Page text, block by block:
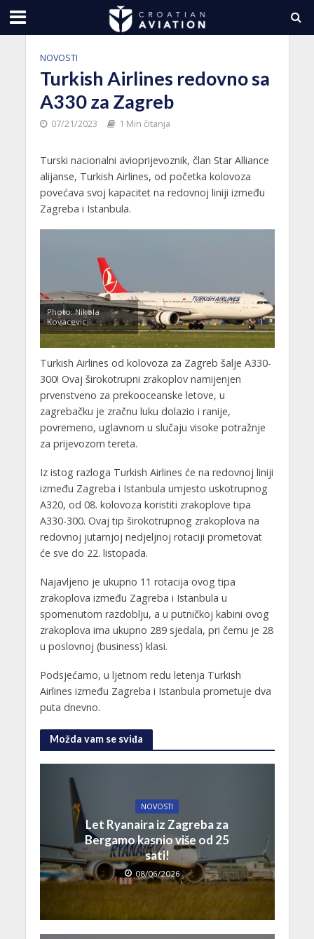
NOVOSTI
Turkish Airlines redovno sa
A330 za Zagreb
07/21/2023 1 Min čitanja
Turski nacionalni avioprijevoznik, član Star Alliance
alijanse, Turkish Airlines, od početka kolovoza
povećava svoj kapacitet na redovnoj liniji između
Zagreba i Istanbula.
Photo: Nikola
Kovacevic
Turkish Airlines od kolovoza za Zagreb šalje A330-
300! Ovaj širokotrupni zrakoplov namijenjen
prvenstveno za prekooceanske letove, u
zagrebačku je zračnu luku dolazio i ranije,
povremeno, uglavnom u slučaju visoke potražnje
za prijevozom tereta.
Iz istog razloga Turkish Airlines će na redovnoj liniji
između Zagreba i Istanbula umjesto uskotrupnog
A320, od 08. kolovoza koristiti zrakoplove tipa
A330-300. Ovaj tip širokotrupnog zrakoplova na
redovnoj jutarnjoj nedjeljnoj rotaciji prometovat
će sve do 22. listopada.
Najavljeno je ukupno 11 rotacija ovog tipa
zrakoplova između Zagreba i Istanbula u
spomenutom razdoblju, a u putničkoj kabini ovog
zrakoplova ima ukupno 289 sjedala, pri čemu je 28
u poslovnoj (business) klasi.
Podsjećamo, u ljetnom redu letenja Turkish
Airlines između Zagreba i Istanbula prometuje dva
puta dnevno.
Možda vam se sviđa
NOVOSTI
Let Ryanaira iz Zagreba za
Bergamo kasnio više od 25
sati!
08/06/2026